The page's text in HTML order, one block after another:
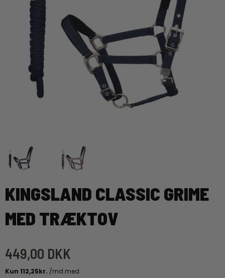
KINGSLAND CLASSIC GRIME
MED TRÆKTOV
449,00 DKK